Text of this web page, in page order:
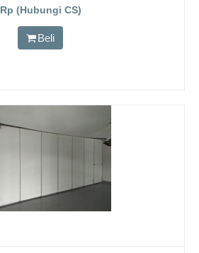
Rp (Hubungi CS)
Beli